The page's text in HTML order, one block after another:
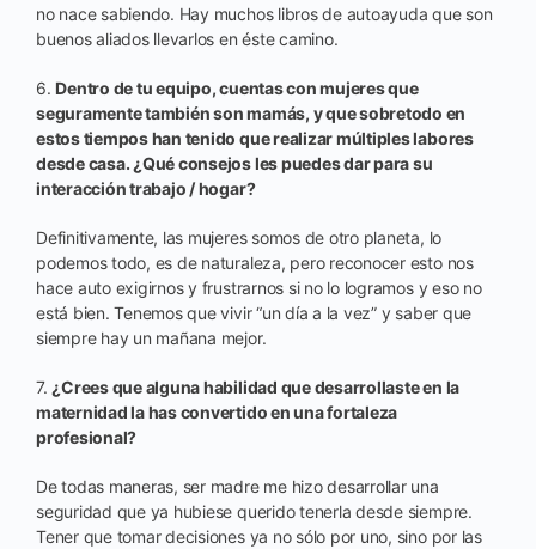
no nace sabiendo. Hay muchos libros de autoayuda que son
buenos aliados llevarlos en éste camino.
6.Dentro de tu equipo, cuentas con mujeres que
seguramente también son mamás, y que sobretodo en
estos tiempos han tenido que realizar múltiples labores
desde casa. ¿Qué consejos les puedes dar para su
interacción trabajo / hogar?
Definitivamente, las mujeres somos de otro planeta, lo
podemos todo, es de naturaleza, pero reconocer esto nos
hace auto exigirnos y frustrarnos si no lo logramos y eso no
está bien. Tenemos que vivir “un día a la vez” y saber que
siempre hay un mañana mejor.
7. ¿Crees que alguna habilidad que desarrollaste en la
maternidad la has convertido en una fortaleza
profesional?
De todas maneras, ser madre me hizo desarrollar una
seguridad que ya hubiese querido tenerla desde siempre.
Tener que tomar decisiones ya no sólo por uno, sino por las